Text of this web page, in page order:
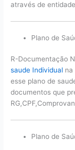
através de
Plano de
R-Documentação
saude Individual na
esse plano de
documentos que
Plano de